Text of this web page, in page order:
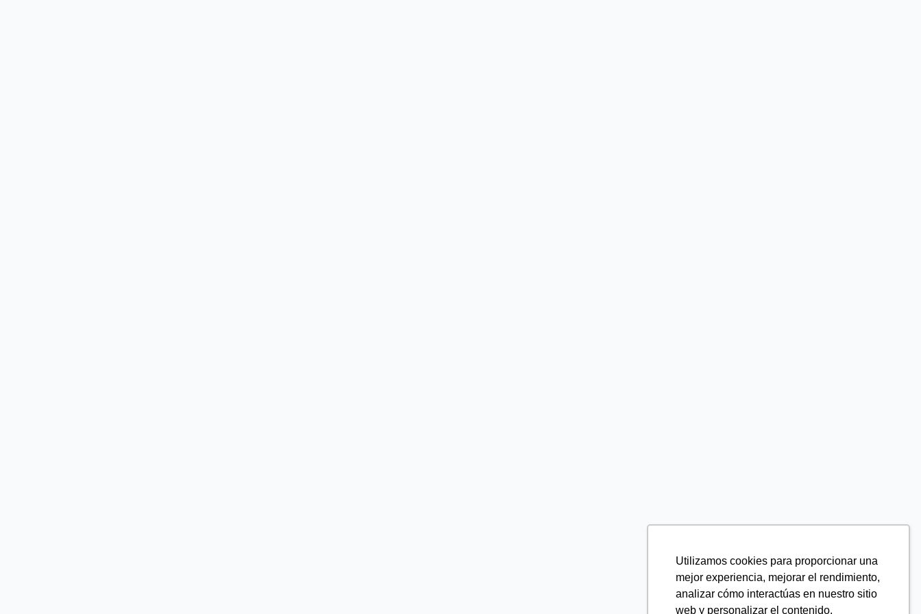
Utilizamos cookies para proporcionar una
mejor experiencia, mejorar el rendimiento,
analizar cómo interactúas en nuestro sitio
web y personalizar el contenido.